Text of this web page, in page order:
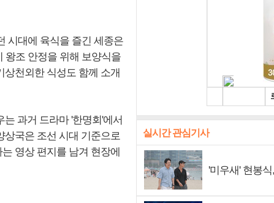
시대에 육식을 즐긴 세종은
왕조 안정을 위해 보양식을
천외한 식성도 함께 소개
과거 드라마 '한명회'에서
상국은 조선 시대 기준으로
영상 편지를 남겨 현장에
실시간 관심기사
'미우새' 현봉